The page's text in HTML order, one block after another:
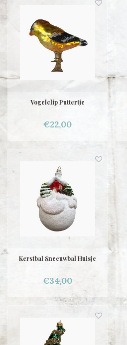
Vogelclip Puttertje
€22,00
Kerstbal Sneeuwbal Huisje
€34,00